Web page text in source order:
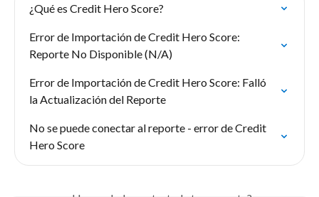
¿Qué es Credit Hero Score?
Error de Importación de Credit Hero Score:
Reporte No Disponible (N/A)
Error de Importación de Credit Hero Score: Falló
la Actualización del Reporte
No se puede conectar al reporte - error de Credit
Hero Score